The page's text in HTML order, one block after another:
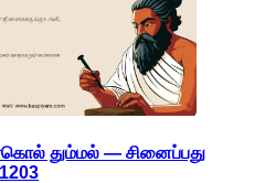
தும்மல் — சினைப்பது
1203